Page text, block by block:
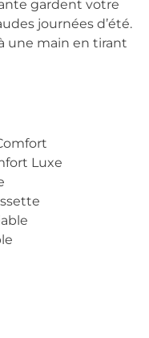
gardent votre
journées d’été.
une main en tirant
Luxe